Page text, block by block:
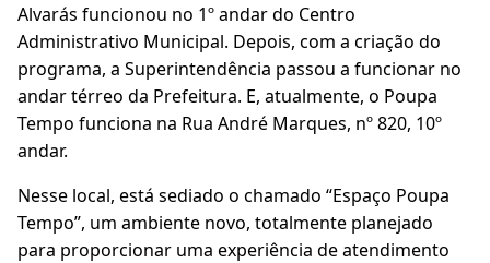
Alvarás funcionou no 1º andar do Centro
Administrativo Municipal. Depois, com a criação do
programa, a Superintendência passou a funcionar no
andar térreo da Prefeitura. E, atualmente, o Poupa
Tempo funciona na Rua André Marques, nº 820, 10º
andar.
Nesse local, está sediado o chamado “Espaço Poupa
Tempo”, um ambiente novo, totalmente planejado
para proporcionar uma experiência de atendimento